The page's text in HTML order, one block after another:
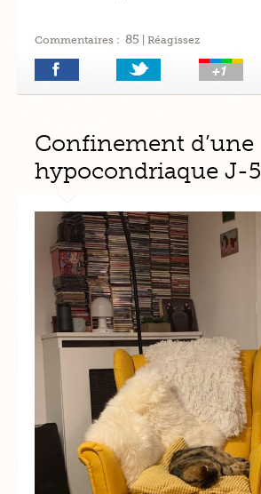
Commentaires : 85 | Réagissez
Confinement d’une
hypocondriaque J-5